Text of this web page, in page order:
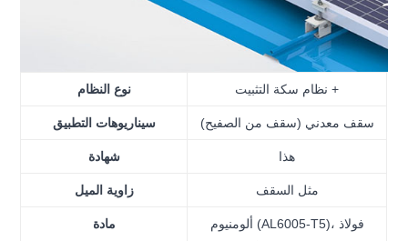
نوع النظام نظام سكة التثبيت +
سيناريوهات التطبيق سقف معدني (سقف من الصفيح)
شهادة هذا
زاوية الميل مثل السقف
مادة
ألومنيوم (AL6005-T5)، فولاذ